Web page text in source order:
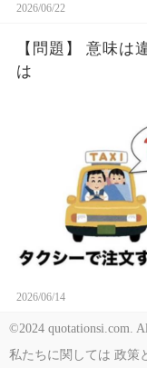
2026/06/22
【問題】 意味は
は
2026/06/14
©2024 quotationsi.com.
私たちに関しては 政策